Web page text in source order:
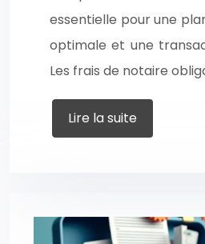
essentielle pour une
optimale et une
Les frais de notaire
Lire la suite